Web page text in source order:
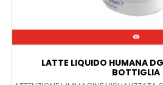

LATTE LIQUIDO HUMANA
BOTTIGLIA